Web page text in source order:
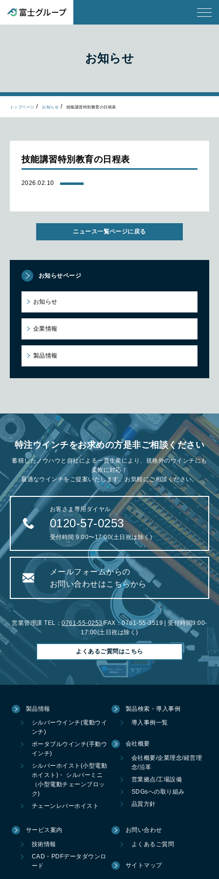
お知らせ
トップページ お知らせ 技能講習特別教育の日程表
技能講習特別教育の日程表
2026.02.10
ニュース一覧ページに戻る
お知らせページ
お知らせ
企業情報
製品情報
特注ウインチをお求めの方是非ご相談ください
蓄積したノウハウと自社による一貫生産により、規格外のウインチにも
柔軟に対応！
最適なウインチをご提案いたします。お気軽にご相談ください。
お客さま専用ダイヤル
0120-57-0253
受付時間 9:00〜17:00(土日祝は除く)
メールフォームからの
お問い合わせはこちらから
営業管理課 TEL：0761-55-0253/FAX：0761-55-3519 | 受付時間9:00-
17:00(土日祝は除く)
よくあるご質問はこちら
製品情報
シルバーウインチ(電動ウイ
ンチ)
ポータブルウインチ(手動ウ
インチ)
シルバーホイスト(小型電動
ホイスト)・ シルバーミニ
（小型電動チェーンブロッ
ク)
チェーンレバーホイスト
製品検索・導入事例
導入事例一覧
会社概要
会社概要/企業理念/経営理
念/沿革
営業拠点/工場設備
SDGsへの取り組み
品質方針
サービス案内
技術情報
CAD・PDFデータダウンロ
ード
お問い合わせ
よくあるご質問
サイトマップ